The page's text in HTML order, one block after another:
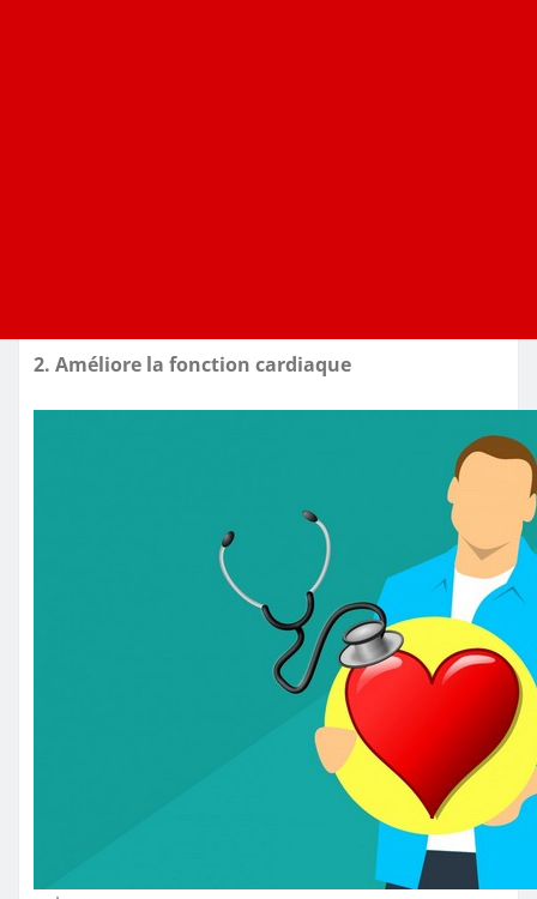
2. Améliore la fonction cardiaque